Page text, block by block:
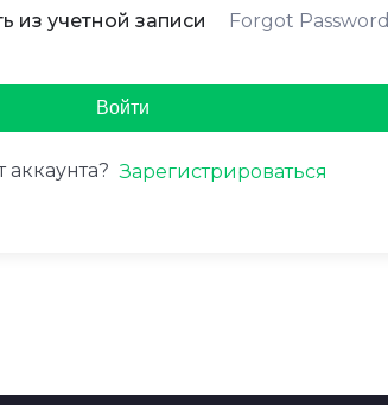
из учетной записи Forgot
Войти
аккаунта? Зарегистрироваться